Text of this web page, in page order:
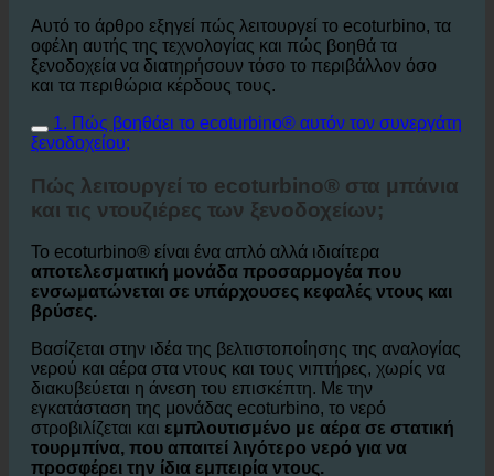
Αυτό το άρθρο εξηγεί πώς λειτουργεί το ecoturbino, τα
οφέλη αυτής της τεχνολογίας και πώς βοηθά τα
και τα περιθώρια κέρδους τους.
ξενοδοχείου;
Πώς λειτουργεί το ecoturbino® στα μπάνια
και τις ντουζιέρες των ξενοδοχείων;
Το ecoturbino® είναι ένα απλό αλλά ιδιαίτερα
αποτελεσματική μονάδα προσαρμογέα που
βρύσες.
Βασίζεται στην ιδέα της βελτιστοποίησης της αναλογίας
νερού και αέρα στα ντους και τους νιπτήρες, χωρίς να
διακυβεύεται η άνεση του επισκέπτη. Με την
εγκατάσταση της μονάδας ecoturbino, το νερό
στροβιλίζεται καιεμπλουτισμένο με αέρα σε στατική